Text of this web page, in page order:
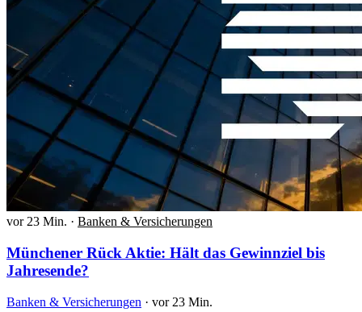
vor 23 Min. · Banken & Versicherungen
Münchener Rück Aktie: Hält das Gewinnziel bis
Jahresende?
Banken & Versicherungen · vor 23 Min.